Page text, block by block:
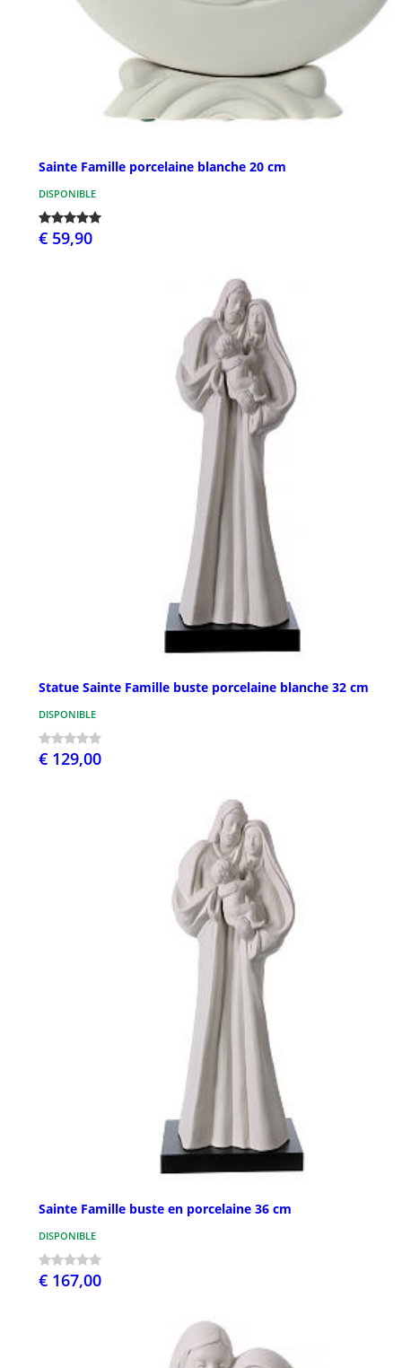
Sainte Famille porcelaine blanche 20 cm
DISPONIBLE
€ 59,90
Statue Sainte Famille buste porcelaine blanche 32 cm
DISPONIBLE
€ 129,00
Sainte Famille buste en porcelaine 36 cm
DISPONIBLE
€ 167,00